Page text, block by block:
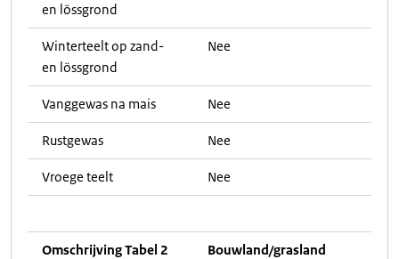
en lössgrond
Winterteelt op zand-
en lössgrond
Nee
Vanggewas na mais Nee
Rustgewas Nee
Vroege teelt Nee
Omschrijving Tabel 2
Bouwland/grasland